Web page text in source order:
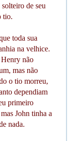
de seu
tio.
toda sua
na velhice.
não
mas não
o tio morreu,
dependiam
primeiro
John tinha a
nada.